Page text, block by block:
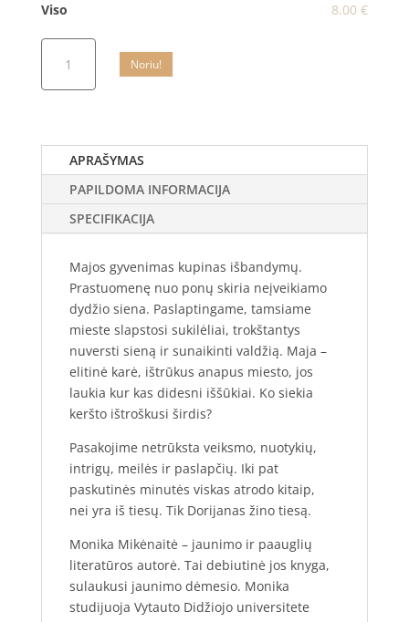
Viso
8.00 €
kiekis:
Anapus
feniksas
iš
pelenų
Monika
Mikėnaitė
Noriu!
APRAŠYMAS
PAPILDOMA INFORMACIJA
SPECIFIKACIJA
Majos gyvenimas kupinas išbandymų.
Prastuomenę nuo ponų skiria neįveikiamo
dydžio siena. Paslaptingame, tamsiame
mieste slapstosi sukilėliai, trokštantys
nuversti sieną ir sunaikinti valdžią. Maja –
elitinė karė, ištrūkus anapus miesto, jos
laukia kur kas didesni iššūkiai. Ko siekia
keršto ištroškusi širdis?
Pasakojime netrūksta veiksmo, nuotykių,
intrigų, meilės ir paslapčių. Iki pat
paskutinės minutės viskas atrodo kitaip,
nei yra iš tiesų. Tik Dorijanas žino tiesą.
Monika Mikėnaitė – jaunimo ir paauglių
literatūros autorė. Tai debiutinė jos knyga,
sulaukusi jaunimo dėmesio. Monika
studijuoja Vytauto Didžiojo universitete